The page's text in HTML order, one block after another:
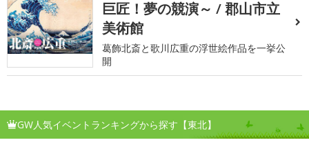
巨匠！夢の競演～ / 郡山市立
美術館
葛飾北斎と歌川広重の浮世絵作品を一挙公
開
GW人気イベントランキングから探す【東北】